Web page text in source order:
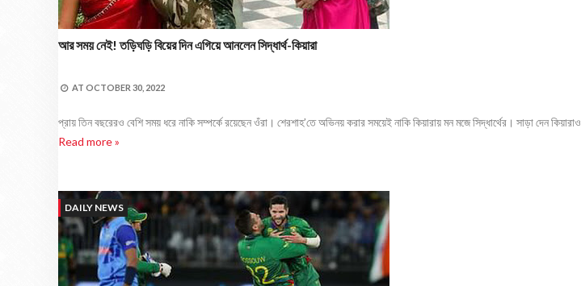
আর সময় নেই! তড়িঘড়ি বিয়ের দিন এগিয়ে আনলেন সিদ্ধার্থ-কিয়ারা
AT OCTOBER 30, 2022
প্রায় তিন বছরেরও বেশি সময় ধরে নাকি সম্পর্কে রয়েছেন ওঁরা। শেরশাহ’তে অভিনয় করার সময়েই নাকি কিয়ারায় মন মজে সিদ্ধার্থের। সাড়া দেন
Read more »
DAILY NEWS